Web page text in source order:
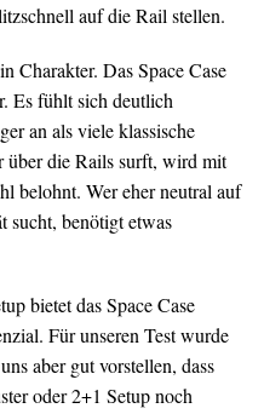
auf die Rail stellen.
Charakter. Das Space Case
Es fühlt sich deutlich
an als viele klassische
über die Rails surft, wird mit
belohnt. Wer eher neutral auf
sucht, benötigt etwas
bietet das Space Case
Für unseren Test wurde
aber gut vorstellen, dass
oder 2+1 Setup noch